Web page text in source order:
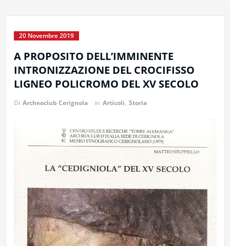
20 Novembre 2019
A PROPOSITO DELL’IMMINENTE
INTRONIZZAZIONE DEL CROCIFISSO
LIGNEO POLICROMO DEL XV SECOLO
Di Archeoclub Cerignola in Articoli, Storia